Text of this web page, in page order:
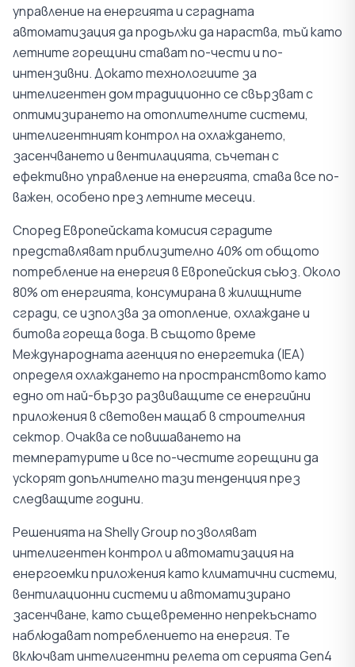
управление на енергията и сградната
автоматизация да продължи да нараства, тъй като
летните горещини стават по-чести и по-
интензивни. Докато технологиите за
интелигентен дом традиционно се свързват с
оптимизирането на отоплителните системи,
интелигентният контрол на охлаждането,
засенчването и вентилацията, съчетан с
ефективно управление на енергията, става все по-
важен, особено през летните месеци.
Според Европейската комисия сградите
представляват приблизително 40% от общото
потребление на енергия в Европейския съюз. Около
80% от енергията, консумирана в жилищните
сгради, се използва за отопление, охлаждане и
битова гореща вода. В същото време
Международната агенция по енергетика (IEA)
определя охлаждането на пространството като
едно от най-бързо развиващите се енергийни
приложения в световен мащаб в строителния
сектор. Очаква се повишаването на
температурите и все по-честите горещини да
ускорят допълнително тази тенденция през
следващите години.
Решенията на Shelly Group позволяват
интелигентен контрол и автоматизация на
енергоемки приложения като климатични системи,
вентилационни системи и автоматизирано
засенчване, като същевременно непрекъснато
наблюдават потреблението на енергия. Те
включват интелигентни релета от серията Gen4